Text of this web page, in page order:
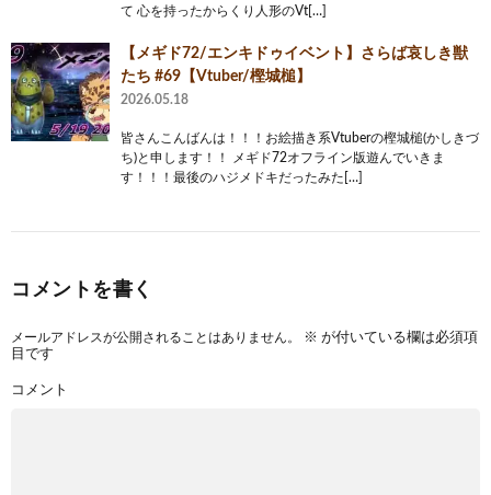
て 心を持ったからくり人形のVt[…]
【メギド72/エンキドゥイベント】さらば哀しき獣
たち #69【Vtuber/樫城槌】
2026.05.18
皆さんこんばんは！！！お絵描き系Vtuberの樫城槌(かしきづ
ち)と申します！！ メギド72オフライン版遊んでいきま
す！！！最後のハジメドキだったみた[…]
コメントを書く
メールアドレスが公開されることはありません。 ※ が付いている欄は必須項
目です
コメント